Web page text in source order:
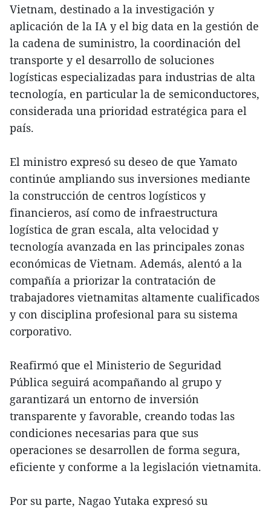
Vietnam, destinado a la investigación y
aplicación de la IA y el big data en la gestión de
la cadena de suministro, la coordinación del
transporte y el desarrollo de soluciones
logísticas especializadas para industrias de alta
tecnología, en particular la de semiconductores,
considerada una prioridad estratégica para el
país.
El ministro expresó su deseo de que Yamato
continúe ampliando sus inversiones mediante
la construcción de centros logísticos y
financieros, así como de infraestructura
logística de gran escala, alta velocidad y
tecnología avanzada en las principales zonas
económicas de Vietnam. Además, alentó a la
compañía a priorizar la contratación de
trabajadores vietnamitas altamente cualificados
y con disciplina profesional para su sistema
corporativo.
Reafirmó que el Ministerio de Seguridad
Pública seguirá acompañando al grupo y
garantizará un entorno de inversión
transparente y favorable, creando todas las
condiciones necesarias para que sus
operaciones se desarrollen de forma segura,
eficiente y conforme a la legislación vietnamita.
Por su parte, Nagao Yutaka expresó su